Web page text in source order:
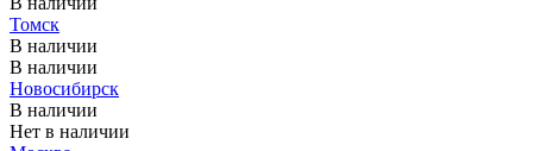
Томск
В наличии
В наличии
Новосибирск
В наличии
Нет в наличии